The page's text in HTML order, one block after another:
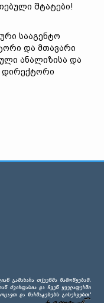
შტატები!
სააგენტო
და მთავარი
ანალიზისა და
დირექტორი